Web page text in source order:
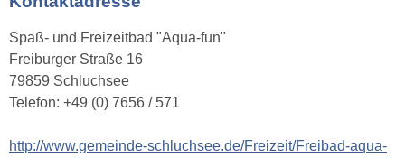
Spaß- und Freizeitbad "Aqua-fun"
Freiburger Straße 16
79859 Schluchsee
Telefon: +49 (0) 7656 / 571
http://www.gemeinde-schluchsee.de/Freizeit/Freibad-aqua-